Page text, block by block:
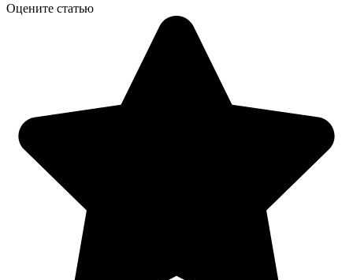
Оцените статью